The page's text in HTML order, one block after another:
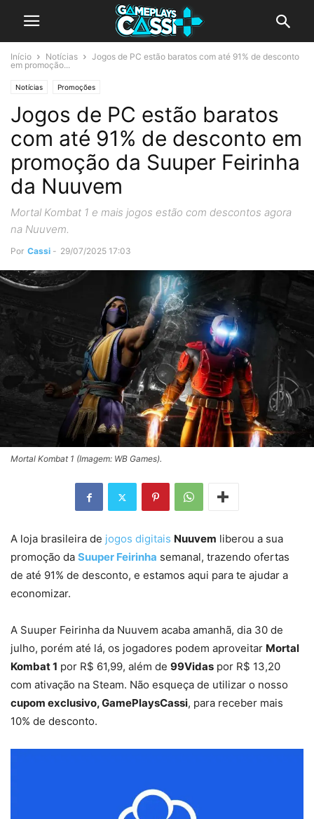
Início Notícias
Jogos de PC estão baratos com até 91% de desconto
em promoção...
Notícias Promoções
Jogos de PC estão baratos
com até 91% de desconto em
promoção da Suuper Feirinha
da Nuuvem
Mortal Kombat 1 e mais jogos estão com descontos agora
na Nuuvem.
Por Cassi - 29/07/2025 17:03
Mortal Kombat 1 (Imagem: WB Games).
A loja brasileira de jogos digitais Nuuvem liberou a sua
promoção da Suuper Feirinha semanal, trazendo ofertas
de até 91% de desconto, e estamos aqui para te ajudar a
economizar.
A Suuper Feirinha da Nuuvem acaba amanhã, dia 30 de
julho, porém até lá, os jogadores podem aproveitar Mortal
Kombat 1 por R$ 61,99, além de 99Vidas por R$ 13,20
com ativação na Steam. Não esqueça de utilizar o nosso
cupom exclusivo, GamePlaysCassi, para receber mais
10% de desconto.